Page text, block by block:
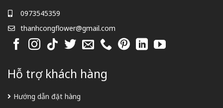
0973545359
thanhcongflower@gmail.com
Hỗ trợ khách hàng
Hướng dẫn đặt hàng